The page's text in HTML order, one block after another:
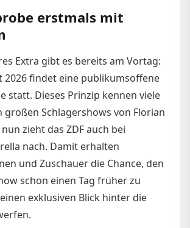
erstmals mit
Extra gibt es bereits am Vortag:
2026 findet eine publikumsoffene
statt. Dieses Prinzip kennen viele
großen Schlagershows von Florian
zieht das ZDF auch bei
nach. Damit erhalten
und Zuschauer die Chance, den
schon einen Tag früher zu
exklusiven Blick hinter die